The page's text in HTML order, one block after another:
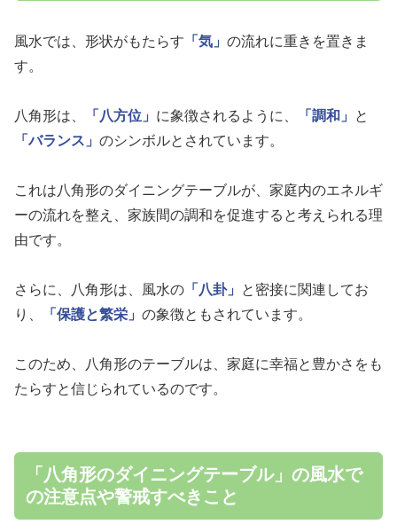
風水では、形状がもたらす 「気」 の流れに重きを置きま
す。
八角形は、 「八方位」 に象徴されるように、 「調和」
と
「バランス」 のシンボルとされています。
これは八角形のダイニングテーブルが、家庭内のエネルギ
ーの流れを整え、家族間の調和を促進すると考えられる理
由です。
さらに、八角形は、風水の 「八卦」
と密接に関連してお
り、
「保護と繁栄」 の象徴ともされています。
このため、八角形のテーブルは、家庭に幸福と豊かさをも
たらすと信じられているのです。
「八角形のダイニングテーブル」の風水で
の注意点や警戒すべきこと